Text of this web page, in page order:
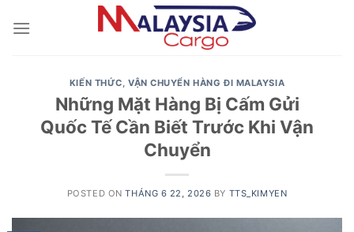
KIẾN THỨC,VẬN CHUYỂN HÀNG ĐI MALAYSIA
Những Mặt Hàng Bị Cấm Gửi
Quốc Tế Cần Biết Trước Khi Vận
Chuyển
POSTED ONTHÁNG 6 22, 2026 BY TTS_KIMYEN